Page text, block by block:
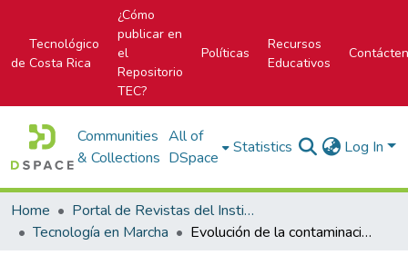
Tecnológico
de Costa Rica
¿Cómo
publicar en
el
Repositorio
TEC?
Políticas
Recursos
Educativos
Communities
& Collections
All of
DSpace
Statistics Log In
Home
Portal de Revistas del Instituto Tecnológico de Costa Rica
Tecnología en Marcha
Evolución de la contaminación del aire en la ciudad de San José, Costa Rica: 2004-2008